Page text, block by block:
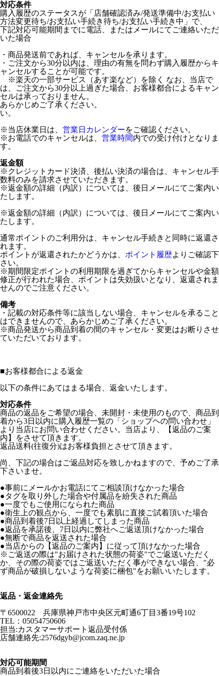
対応条件
購入履歴のステータスが「店舗確認済み/発送準備中/お支払い
方法変更待ち/お支払い手続き待ち/お支払い手続き中」で、
下記対応可能期間までに電話、またはメールにてご連絡いただ
いた場合
・商品発送前であれば、キャンセルを承ります。
・ご注文から30分以内は、理由の有無を問わず購入履歴からキ
ャンセルすることが可能です。
※楽天の一部サービス（あす楽など）を除く なお、当店で
は、ご注文から30分以上過ぎた場合、お客様都合によるキャン
セルは承っておりません。
あらかじめご了承ください。
い。
※当店休業日は、 営業日カレンダーをご確認ください。
※お電話でのキャンセルは、 営業時間内での受け付けとなりま
す。
返金額
※クレジットカード決済、後払い決済の場合は、キャンセル手
数料のみを請求させていただきます。
※返金額の詳細（内訳）については、後日メールにてご案内い
たします。
※返金額の詳細（内訳）については、後日メールにてご案内い
たします。
通常ポイントのご利用分は、キャンセル手続きと同時に返還さ
れます。
ポイントが返還されたかどうかは、 ポイント履歴よりご確認下
さい。
※期間限定ポイントの利用期限を過ぎてからキャンセルや金額
修正が行われた場合、ポイントは失効扱いとなり、返還されま
せんのでご注意ください。
備考
・記載の対応条件等に該当しない場合、キャンセルを承ること
はできませんので、あらかじめご了承ください。
※商品発送から商品到着の間のキャンセル・変更はお断りさせ
ていただいております。
■お客様都合による返金
以下の条件にあてはまる場合、返金いたします。
対応条件
商品の返品をご希望の場合、未開封・未使用のもので、商品到
着から3日以内に購入履歴一覧の「ショップヘの問い合わせ」
より当店にお問い合わせください。当店より、【返品のご案
内】をさせて頂きます。
返品送料(往復分)はお客様負担とさせて頂きます。
尚、下記の場合はご返品対応を致しかねますので、予めご了承
下さいませ。
●事前にメールかお電話にてご相談頂けなかった場合
●タグを取り外した場合や付属品を紛失された商品
●一度でもご使用になられた商品
●衛生上の観点から、一度でも素肌に直接ご試着頂いた場合
●商品到着後7日以上経過してしまった商品
●返品を承諾後、7日以内に弊社へご返送頂けなかった場合
●無断で商品を返送された場合
●当店からの【返品のご案内】に従って頂けなかった場合
※ご返送の際は"お届けされた状態の荷姿"でご返送いただく
か、その際の荷姿ではご返送いただく事ができない場合、"必
ず商品が破損しないような荷姿に梱包"をお願いいたします。
返品・返金連絡先
〒6500022 兵庫県神戸市中央区元町通6丁目3番19号102
TEL：05054750606
担当:カスタマーサポート返品受付係
店舗連絡先:2576dgyb@jcom.zaq.ne.jp
対応可能期間
商品到着後3日以内にご連絡をいただいた場合